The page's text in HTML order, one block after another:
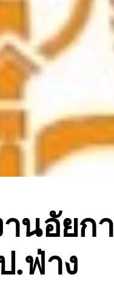
นอัยกา
.ฟ่าง